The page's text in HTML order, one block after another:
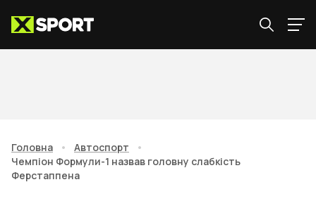
Головна • Автоспорт
•
Чемпіон Формули-1 назвав головну слабкість
Ферстаппена